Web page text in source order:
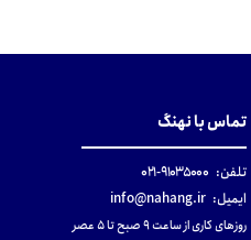
تماس با نهنگ
تلفن: ۹۱۰۳۵۰۰۰-۰۲۱
ایمیل: info@nahang.ir
روزهای کاری از ساعت ۹ صبح تا ۵ عصر